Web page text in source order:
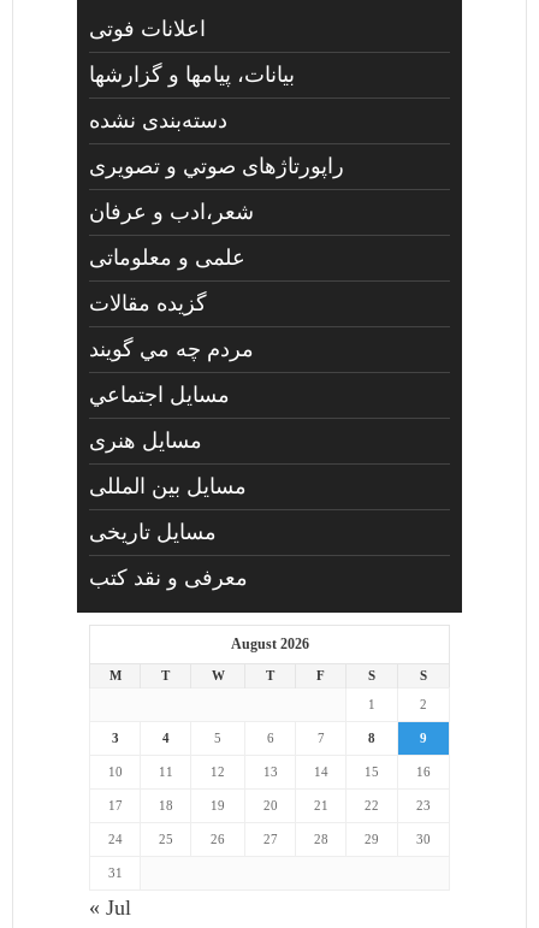
اعلانات فوتی
بیانات، پیامها و گزارشها
دسته‌بندی نشده
راپورتاژهای صوتي و تصويری
شعر،ادب و عرفان
علمی و معلوماتی
گزیده مقالات
مردم چه مي گويند
مسايل اجتماعي
مسايل هنری
مسایل بین المللی
مسایل تاریخی
معرفی و نقد کتب
August 2026
M T W T F S
S
1
2
3 4 5 6 7 8 9
10 11 12 13 14 15 16
17 18 19 20 21 22 23
24 25 26 27 28 29 30
31
« Jul